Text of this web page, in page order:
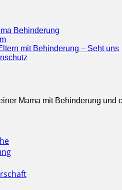
Behinderung
mit Behinderung – Seht uns
Mama mit Behinderung